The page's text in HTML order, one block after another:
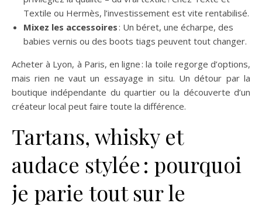
Textile ou Hermès, l’investissement est vite rentabilisé.
Mixez les accessoires: Un béret, une écharpe, des
babies vernis ou des boots tiags peuvent tout changer.
Acheter à Lyon, à Paris, en ligne : la toile regorge d’options,
mais rien ne vaut un essayage in situ. Un détour par la
boutique indépendante du quartier ou la découverte d’un
créateur local peut faire toute la différence.
Tartans, whisky et
audace stylée : pourquoi
je parie tout sur le